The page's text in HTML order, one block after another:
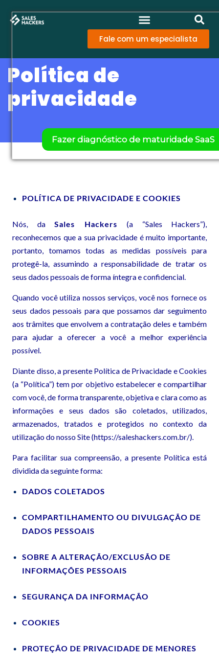
Fazer diagnóstico de maturidade SaaS
Fale com um especialista
Política de
privacidade
POLÍTICA DE PRIVACIDADE E COOKIES
Nós, da Sales Hackers (a “Sales Hackers”),
reconhecemos que a sua privacidade é muito importante,
portanto, tomamos todas as medidas possíveis para
protegê-la, assumindo a responsabilidade de tratar os
seus dados pessoais de forma íntegra e confidencial.
Quando você utiliza nossos serviços, você nos fornece os
seus dados pessoais para que possamos dar seguimento
aos trâmites que envolvem a contratação deles e também
para ajudar a oferecer a você a melhor experiência
possível.
Diante disso, a presente Política de Privacidade e Cookies
(a “Política”) tem por objetivo estabelecer e compartilhar
com você, de forma transparente, objetiva e clara como as
informações e seus dados são coletados, utilizados,
armazenados, tratados e protegidos no contexto da
utilização do nosso Site (https://saleshackers.com.br/).
Para facilitar sua compreensão, a presente Política está
dividida da seguinte forma:
DADOS COLETADOS
COMPARTILHAMENTO OU DIVULGAÇÃO DE
DADOS PESSOAIS
SOBRE A ALTERAÇÃO/EXCLUSÃO DE
INFORMAÇÕES PESSOAIS
SEGURANÇA DA INFORMAÇÃO
COOKIES
PROTEÇÃO DE PRIVACIDADE DE MENORES